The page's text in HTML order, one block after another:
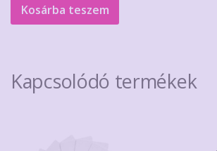
was:
990Ft.
is:
790Ft.
Kosárba teszem
Kapcsolódó termékek